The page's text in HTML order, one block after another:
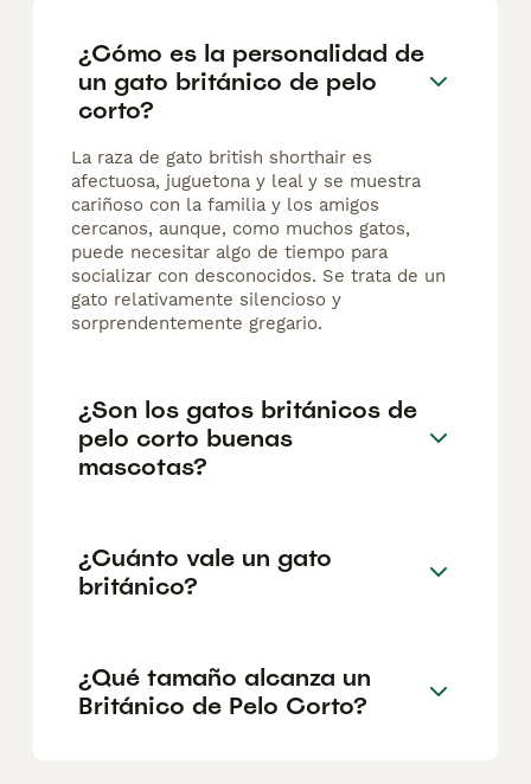
¿Cómo es la personalidad de
un gato británico de pelo
corto?
La raza de gato british shorthair es
afectuosa, juguetona y leal y se muestra
cariñoso con la familia y los amigos
cercanos, aunque, como muchos gatos,
puede necesitar algo de tiempo para
socializar con desconocidos. Se trata de un
gato relativamente silencioso y
sorprendentemente gregario.
¿Son los gatos británicos de
pelo corto buenas
mascotas?
¿Cuánto vale un gato
británico?
¿Qué tamaño alcanza un
Británico de Pelo Corto?